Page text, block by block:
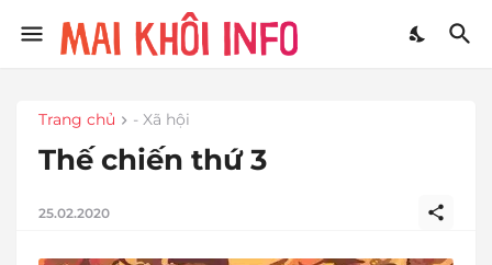
Trang chủ - Xã hội
Thế chiến thứ 3
25.02.2020